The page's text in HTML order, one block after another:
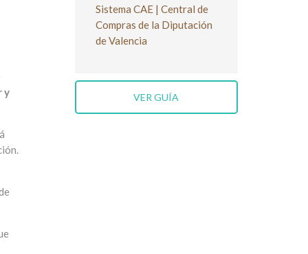
y
Sistema CAE | Central de
Compras de la Diputación
de Valencia
VER GUÍA